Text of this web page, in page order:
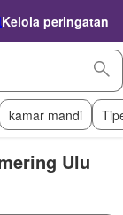
Kelola peringatan
kamar mandi
Ulu